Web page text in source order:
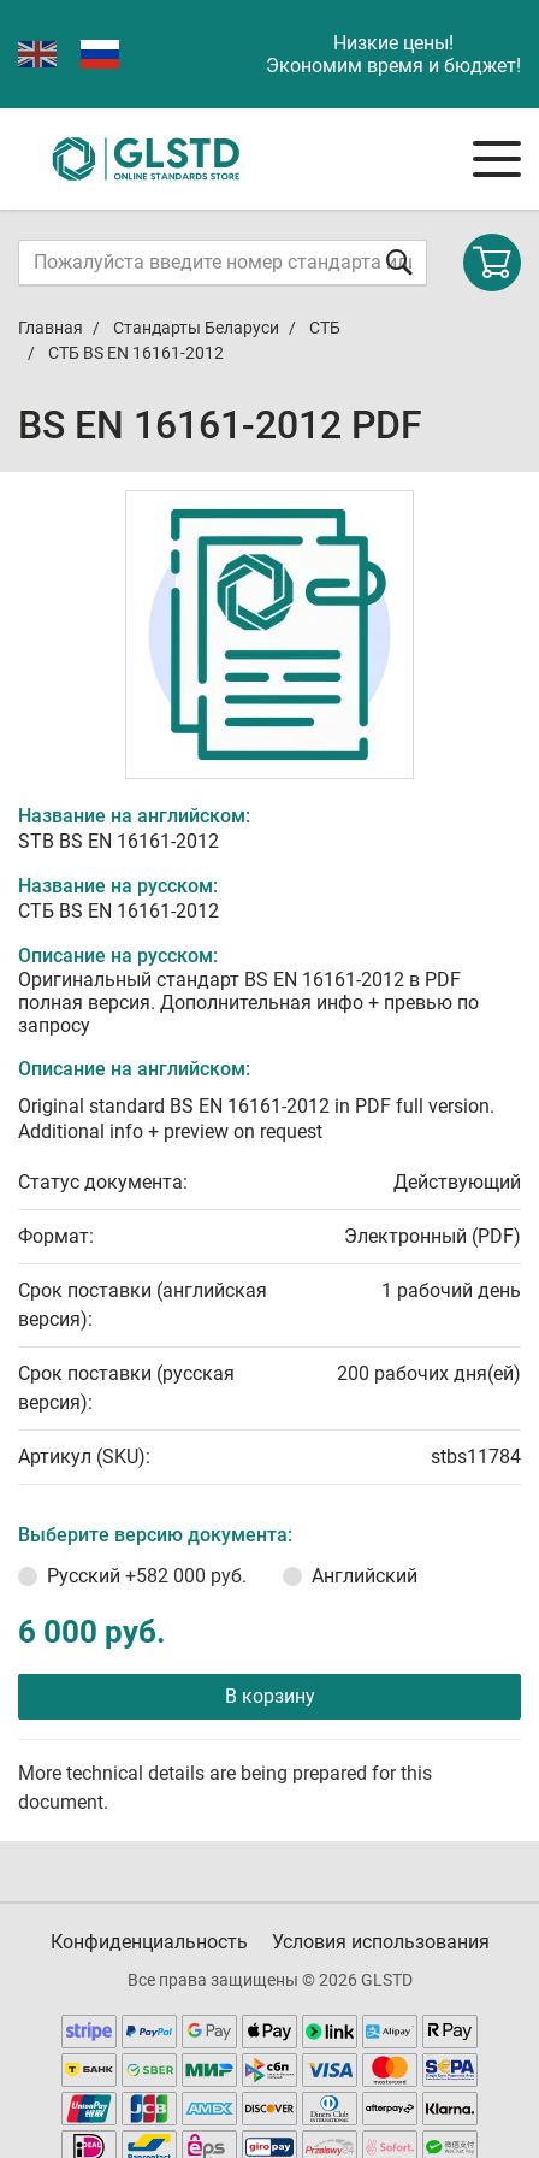
Низкие цены!
Экономим время и бюджет!
Главная Стандарты Беларуси
СТБ
СТБ BS EN 16161-2012
BS EN 16161-2012 PDF
Название на английском:
STB BS EN 16161-2012
Название на русском:
СТБ BS EN 16161-2012
Описание на русском:
Оригинальный стандарт BS EN 16161-2012 в PDF
полная версия. Дополнительная инфо + превью по
запросу
Описание на английском:
Original standard BS EN 16161-2012 in PDF full version.
Additional info + preview on request
Статус документа: Действующий
Формат: Электронный (PDF)
Срок поставки (английская
версия):
1 рабочий день
Срок поставки (русская
версия):
200 рабочих дня(ей)
Артикул (SKU): stbs11784
Выберите версию документа:
Русский +582 000 руб. Английский
6 000 руб.
В корзину
More technical details are being prepared for this
document.
Конфиденциальность Условия использования
Все права защищены © 2026 GLSTD